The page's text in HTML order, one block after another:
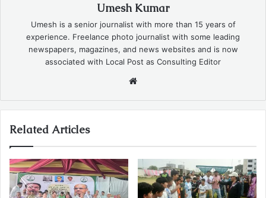
Umesh Kumar
Umesh is a senior journalist with more than 15 years of
experience. Freelance photo journalist with some leading
newspapers, magazines, and news websites and is now
associated with Local Post as Consulting Editor
Related Articles